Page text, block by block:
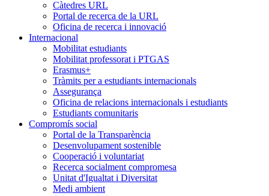
Càtedres URL
Portal de recerca de la URL
Oficina de recerca i innovació
Internacional
Mobilitat estudiants
Mobilitat professorat i PTGAS
Erasmus+
Tràmits per a estudiants internacionals
Assegurança
Oficina de relacions internacionals i estudiants
Estudiants comunitaris
Compromís social
Portal de la Transparència
Desenvolupament sostenible
Cooperació i voluntariat
Recerca socialment compromesa
Unitat d'Igualtat i Diversitat
Medi ambient